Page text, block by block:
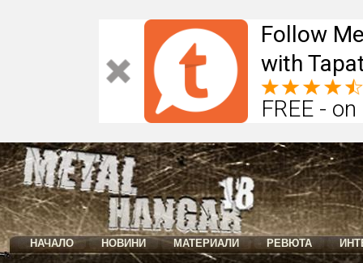
Follow
with
FREE -
НАЧАЛО НОВИНИ МАТЕРИАЛИ РЕВЮТА